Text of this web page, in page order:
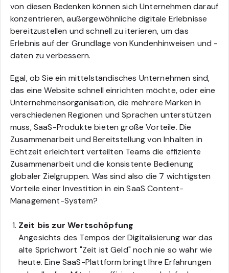
von diesen Bedenken können sich Unternehmen darauf
konzentrieren, außergewöhnliche digitale Erlebnisse
bereitzustellen und schnell zu iterieren, um das
Erlebnis auf der Grundlage von Kundenhinweisen und -
daten zu verbessern.
Egal, ob Sie ein mittelständisches Unternehmen sind,
das eine Website schnell einrichten möchte, oder eine
Unternehmensorganisation, die mehrere Marken in
verschiedenen Regionen und Sprachen unterstützen
muss, SaaS-Produkte bieten große Vorteile. Die
Zusammenarbeit und Bereitstellung von Inhalten in
Echtzeit erleichtert verteilten Teams die effiziente
Zusammenarbeit und die konsistente Bedienung
globaler Zielgruppen. Was sind also die 7 wichtigsten
Vorteile einer Investition in ein SaaS Content-
Management-System?
Zeit bis zur Wertschöpfung
Angesichts des Tempos der Digitalisierung war das
alte Sprichwort "Zeit ist Geld" noch nie so wahr wie
heute. Eine SaaS-Plattform bringt Ihre Erfahrungen